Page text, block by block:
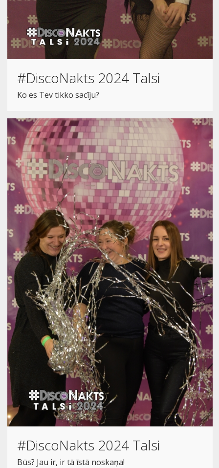
#DiscoNakts 2024 Talsi
Ko es Tev tikko sacīju?
#DiscoNakts 2024 Talsi
Būs? Jau ir, ir tā īstā noskaņa!